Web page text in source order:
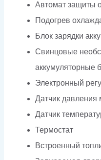
Автомат защиты
Подогрев
Блок зарядки
Свинцовые
аккумуляторные
Электронный
Датчик давления
Датчик
Термостат
Встроенный